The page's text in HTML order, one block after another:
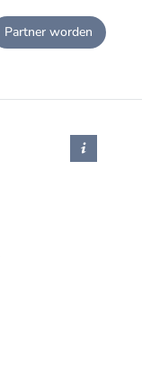
Partner worden